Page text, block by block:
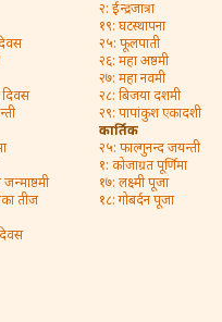
दिवस
तीज
२: ईन्द्रजात्रा
१९: घटस्थापना
२५: फूलपाती
२६: महा अष्ठमी
२७: महा नवमी
२८: बिजया दशमी
२९: पापांकुश एकादशी
कार्तिक
२५: फाल्गुनन्द जयन्ती
१: कोजाग्रत पूर्णिमा
१७: लक्ष्मी पूजा
१८: गोबर्दन पूजा